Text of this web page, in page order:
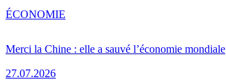
Merci la Chine : elle a sauvé l’économie mondiale
27.07.2026
ÉCONOMIE